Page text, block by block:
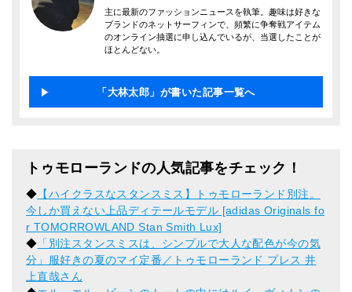
主に最新のファッションニュースを執筆。趣味は好きな
ブランドのネットサーフィンで、頻繁に争奪戦アイテム
のオンライン抽選に申し込んでいるが、当選したことが
ほとんどない。
「大林太郎」が書いた記事一覧へ
トゥモローランドの人気記事をチェック！
◆ 【ハイクラスなスタンスミス】トゥモローランド別注。
今しか買えない上品ディテールモデル [adidas Originals fo
r TOMORROWLAND Stan Smith Lux]
◆ 「別注スタンスミスは、シンプルで大人な配色が今の気
分」服好きの夏のマイ定番／トゥモローランド プレス 井
上直哉さん